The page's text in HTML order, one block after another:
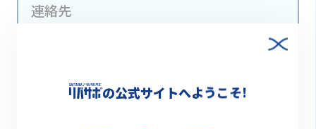
連絡先
保険適用 の公式サイトへようこそ!